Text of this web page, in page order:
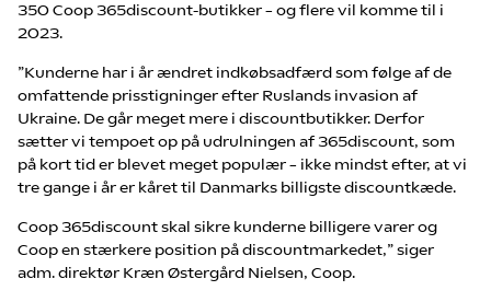
350 Coop 365discount-butikker – og flere vil komme til i
2023.
”Kunderne har i år ændret indkøbsadfærd som følge af de
omfattende prisstigninger efter Ruslands invasion af
Ukraine. De går meget mere i discountbutikker. Derfor
sætter vi tempoet op på udrulningen af 365discount, som
på kort tid er blevet meget populær – ikke mindst efter, at vi
tre gange i år er kåret til Danmarks billigste discountkæde.
Coop 365discount skal sikre kunderne billigere varer og
Coop en stærkere position på discountmarkedet,” siger
adm. direktør Kræn Østergård Nielsen, Coop.